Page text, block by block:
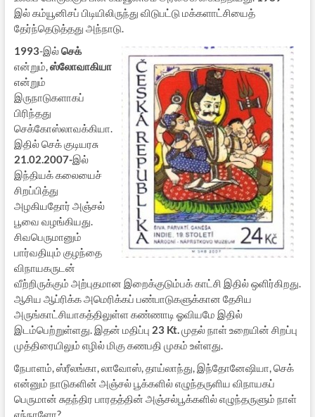
இல் கம்யூனிசப் பிடியிலிருந்து விடுபட்டு மக்களாட்சியைத்
தேர்ந்தெடுத்தது அந்நாடு.
1993-இல்செக்
என்றும்,ஸ்லோவாகியா
என்றும்
இருநாடுகளாகப்
பிரிந்தது
செக்கோஸ்லாவக்கியா.
இதில் செக் குடியரசு
21.02.2007-இல்
இந்தியக் கலையைச்
சிறப்பித்து
அழகியதோர் அஞ்சல்
பூவை வழங்கியது.
சிவபெருமானும்
பார்வதியும் குழந்தை
விநாயகருடன்
வீற்றிருக்கும் அற்புதமான இறைக்குடும்பக் காட்சி இதில் ஒளிர்கிறது.
ஆசிய ஆப்ரிக்க அமெரிக்கப் பண்பாடுகளுக்கான தேசிய
அருங்காட்சியாகத்திலுள்ள கண்ணாடி ஓவியமே இதில்
இடம்பெற்றுள்ளது. இதன் மதிப்பு 23 Kt.முதல் நாள் உறையின் சிறப்பு
முத்திரையிலும் எழில் மிகு கணபதி முகம் உள்ளது.
நேபாளம், ஸ்ரீலங்கா, லாவோஸ், தாய்லாந்து, இந்தோனேஷியா, செக்
என்னும் நாடுகளின் அஞ்சல் பூக்களில் எழுந்தருளிய விநாயகப்
பெருமான் சுதந்திர பாரதத்தின் அஞ்சல்பூக்களில் எழுந்தருளும் நாள்